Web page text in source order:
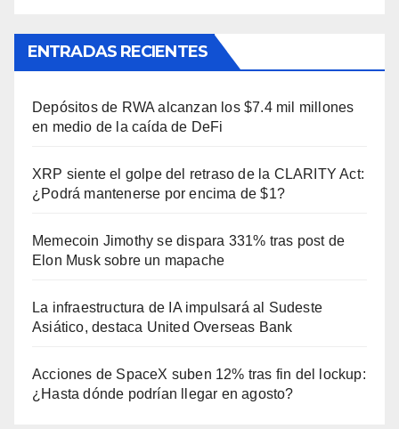
ENTRADAS RECIENTES
Depósitos de RWA alcanzan los $7.4 mil millones
en medio de la caída de DeFi
XRP siente el golpe del retraso de la CLARITY Act:
¿Podrá mantenerse por encima de $1?
Memecoin Jimothy se dispara 331% tras post de
Elon Musk sobre un mapache
La infraestructura de IA impulsará al Sudeste
Asiático, destaca United Overseas Bank
Acciones de SpaceX suben 12% tras fin del lockup:
¿Hasta dónde podrían llegar en agosto?